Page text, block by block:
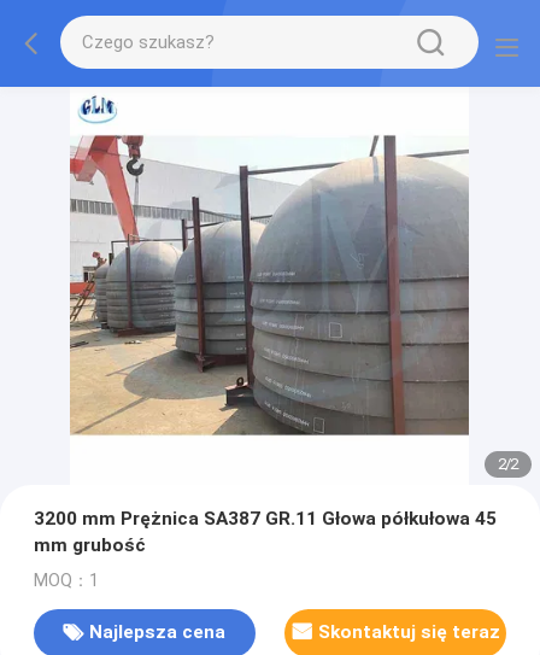
2/2
3200 mm Prężnica SA387 GR.11 Głowa półkułowa 45
mm grubość
MOQ：1
Najlepsza cena Skontaktuj się teraz